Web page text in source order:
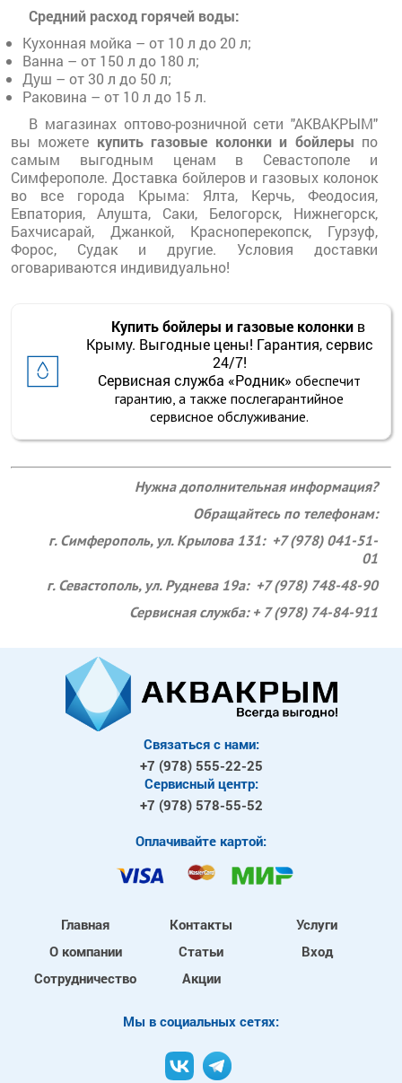
Средний расход горячей воды:
Кухонная мойка – от 10 л до 20 л;
Ванна – от 150 л до 180 л;
Душ – от 30 л до 50 л;
Раковина – от 10 л до 15 л.
В магазинах оптово-розничной сети "АКВАКРЫМ"
вы можете купить газовые колонки и бойлеры по
самым выгодным ценам в Севастополе и
Симферополе. Доставка бойлеров и газовых колонок
во все города Крыма: Ялта, Керчь, Феодосия,
Евпатория, Алушта, Саки, Белогорск, Нижнегорск,
Бахчисарай, Джанкой, Красноперекопск, Гурзуф,
Форос, Судак и другие. Условия доставки
оговариваются индивидуально!
Купить бойлеры и газовые колонки в
Крыму. Выгодные цены! Гарантия, сервис
24/7!
Сервисная служба «Родник» обеспечит
гарантию, а также послегарантийное
сервисное обслуживание.
Нужна дополнительная информация?
Обращайтесь по телефонам:
г. Симферополь, ул. Крылова 131: +7 (978) 041-51-
01
г. Севастополь, ул. Руднева 19а: +7 (978) 748-48-90
Сервисная служба: + 7 (978) 74-84-911
Связаться с нами:
+7 (978) 555-22-25
Сервисный центр:
+7 (978) 578-55-52
Оплачивайте картой:
Главная
О компании
Сотрудничество
Контакты
Статьи
Акции
Услуги
Вход
Mы в социальных сетях: